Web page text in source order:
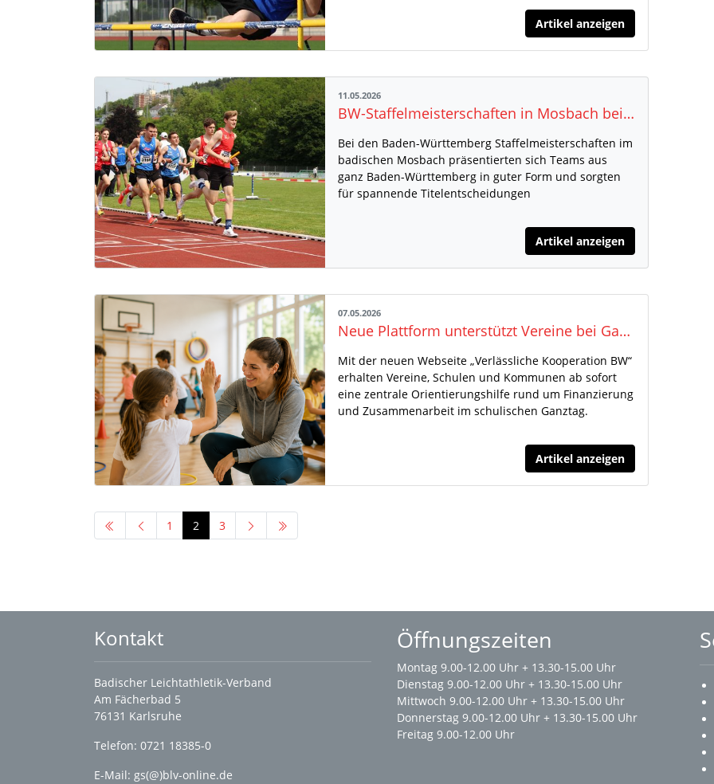
Artikel anzeigen
11.05.2026
BW-Staffelmeisterschaften in Mosbach bei besten Bedingungen
Bei den Baden-Württemberg Staffelmeisterschaften im
badischen Mosbach präsentierten sich Teams aus
ganz Baden-Württemberg in guter Form und sorgten
für spannende Titelentscheidungen
Artikel anzeigen
07.05.2026
Neue Plattform unterstützt Vereine bei Ganztagsangeboten
Mit der neuen Webseite „Verlässliche Kooperation BW“
erhalten Vereine, Schulen und Kommunen ab sofort
eine zentrale Orientierungshilfe rund um Finanzierung
und Zusammenarbeit im schulischen Ganztag.
Artikel anzeigen
1 2 3
Kontakt
Badischer Leichtathletik-Verband
Am Fächerbad 5
76131 Karlsruhe
Telefon: 0721 18385-0
E-Mail: gs(@)blv-online.de
Öffnungszeiten
Montag 9.00-12.00 Uhr + 13.30-15.00 Uhr
Dienstag 9.00-12.00 Uhr + 13.30-15.00 Uhr
Mittwoch 9.00-12.00 Uhr + 13.30-15.00 Uhr
Donnerstag 9.00-12.00 Uhr + 13.30-15.00 Uhr
Freitag 9.00-12.00 Uhr